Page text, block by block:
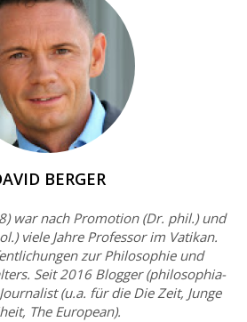
BERGER
war nach Promotion (Dr. phil.) und
viele Jahre Professor im Vatikan.
zur Philosophie und
Seit 2016 Blogger (philosophia-
(u.a. für die Die Zeit, Junge
The European).